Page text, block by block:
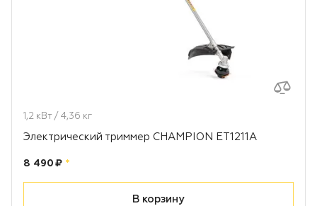
1,2 кВт / 4,36 кг
Электрический триммер CHAMPION ET1211A
Цена:
8 490 ₽ рублей
*
В корзину